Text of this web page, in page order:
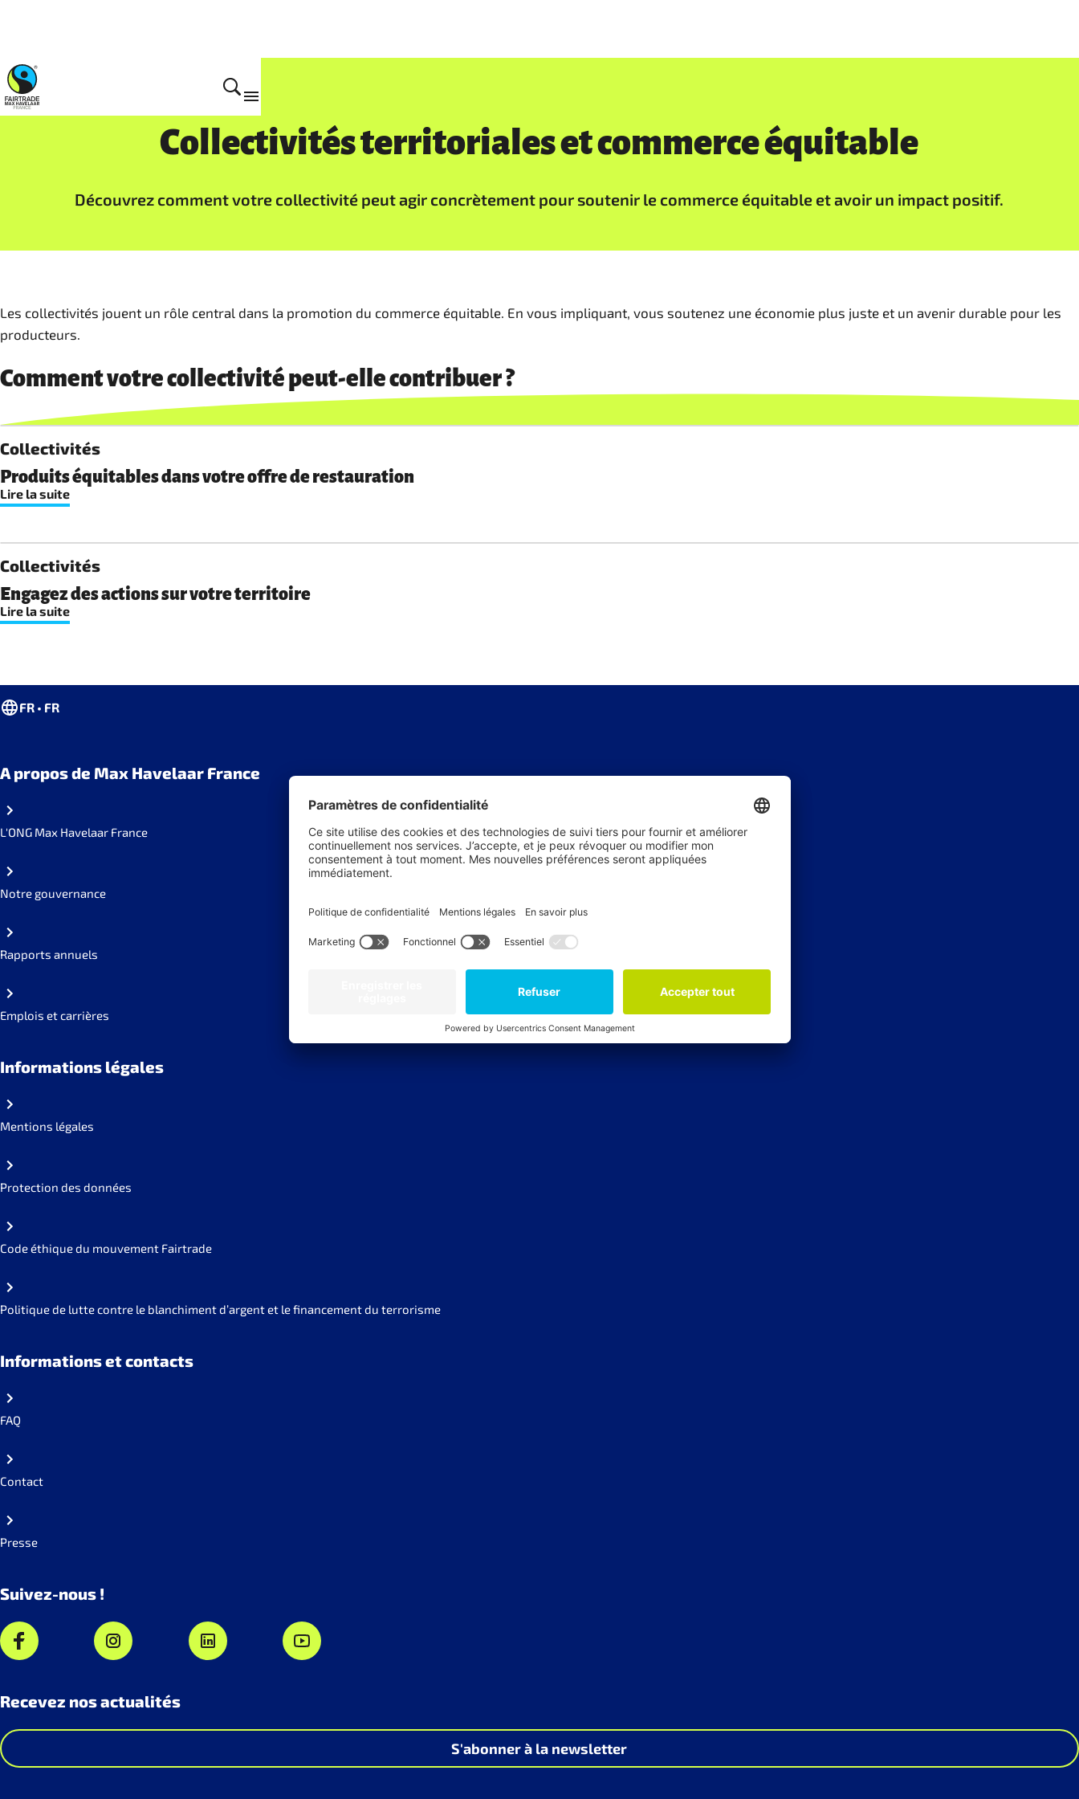
S'engager
Collectivités territoriales et commerce équitable
Découvrez comment votre collectivité peut agir concrètement pour soutenir le commerce équitable et avoir un impact positif.
Les collectivités jouent un rôle central dans la promotion du commerce équitable. En vous impliquant, vous soutenez une économie plus juste et un avenir durable pour les
producteurs.
Comment votre collectivité peut-elle contribuer ?
Collectivités
Produits équitables dans votre offre de restauration
Lire la suite
Collectivités
Engagez des actions sur votre territoire
Lire la suite
FR • FR
A propos de Max Havelaar France
L'ONG Max Havelaar France
Notre gouvernance
Rapports annuels
Emplois et carrières
Informations légales
Mentions légales
Protection des données
Code éthique du mouvement Fairtrade
Politique de lutte contre le blanchiment d’argent et le financement du terrorisme
Informations et contacts
FAQ
Contact
Presse
Suivez-nous !
Recevez nos actualités
S'abonner à la newsletter